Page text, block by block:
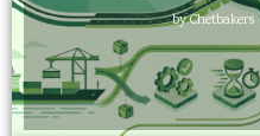
byChetbakers